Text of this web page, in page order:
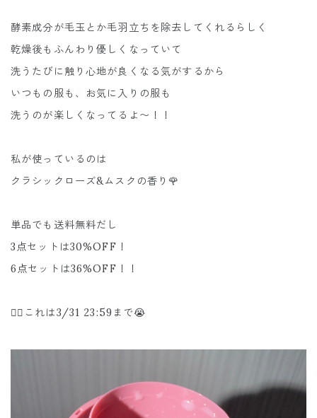
酵素成分が毛玉とか毛羽立ちを除去してくれるらしく
乾燥後もふんわり優しくなっていて
洗うたびに触り心地が良くなる気がするから
いつもの服も、お気に入りの服も
洗うのが楽しくなってるよ〜！！
私が使っているのは
クラシックローズ&ムスクの香り🌹
単品でも送料無料だし
3点セットは30%OFF！
6点セットは36%OFF！！
☝🏻これは3/31 23:59まで😭